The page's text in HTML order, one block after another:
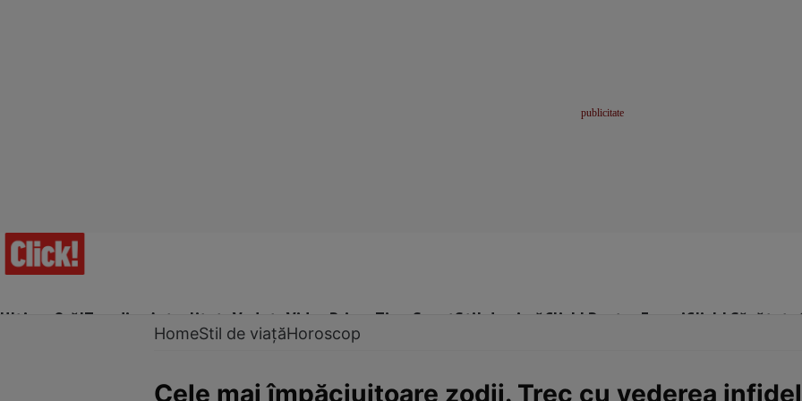
Ultima Oră!Trending Actualitate Vedete Video Prime Time SportStil de viațăClick! Pentru FemeiClick! Sănătate
HomeStil de viațăHoroscop
Cele mai împăciuitoare zodii. Trec cu vederea